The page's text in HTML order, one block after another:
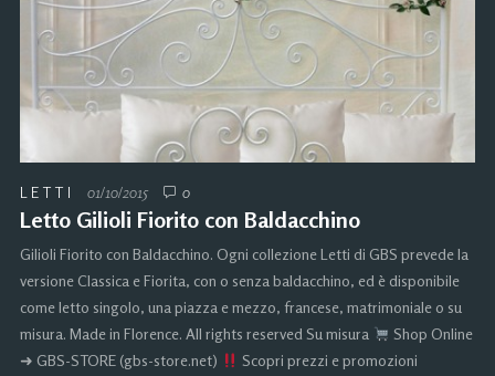
LETTI 01/10/2015 0
Letto Gilioli Fiorito con Baldacchino
Gilioli Fiorito con Baldacchino. Ogni collezione Letti di GBS prevede la
versione Classica e Fiorita, con o senza baldacchino, ed è disponibile
come letto singolo, una piazza e mezzo, francese, matrimoniale o su
misura. Made in Florence. All rights reserved Su misura
Shop Online
➜ GBS-STORE (gbs-store.net)
Scopri prezzi e promozioni